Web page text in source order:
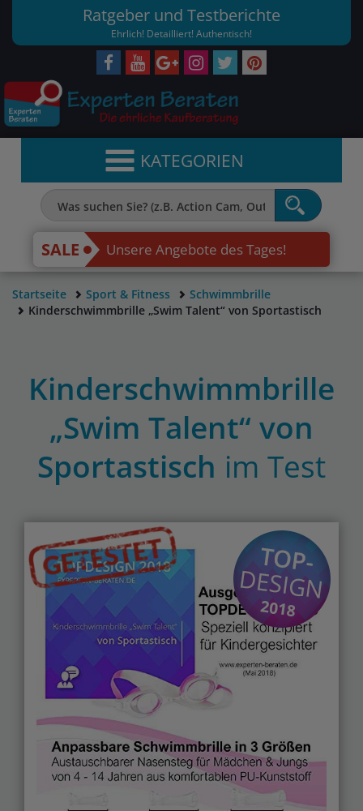
Ratgeber und Testberichte
Ehrlich! Detailliert! Authentisch!
KATEGORIEN
SALE Unsere Angebote des Tages!
Startseite Sport & Fitness
Schwimmbrille
Kinderschwimmbrille „Swim Talent“ von Sportastisch
Kinderschwimmbrille
„Swim Talent“ von
Sportastisch im Test